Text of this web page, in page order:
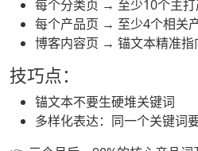
每个分类页 → 至少10个主打
每个产品页 → 至少4个相关
博客内容页 → 锚文本精准指
技巧点：
锚文本不要生硬堆关键词
多样化表达：同一个关键词